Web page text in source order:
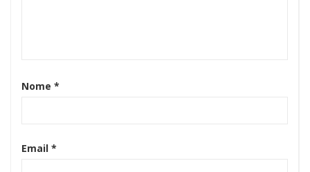
Nome *
Email *